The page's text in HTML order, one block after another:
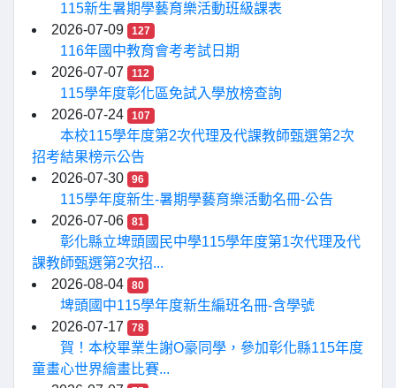
115新生暑期學藝育樂活動班級課表
2026-07-09
127
116年國中教育會考考試日期
2026-07-07
112
115學年度彰化區免試入學放榜查詢
2026-07-24
107
本校115學年度第2次代理及代課教師甄選第2次
招考結果榜示公告
2026-07-30
96
115學年度新生-暑期學藝育樂活動名冊-公告
2026-07-06
81
彰化縣立埤頭國民中學115學年度第1次代理及代
課教師甄選第2次招...
2026-08-04
80
埤頭國中115學年度新生編班名冊-含學號
2026-07-17
78
賀！本校畢業生謝O豪同學，參加彰化縣115年度
童畫心世界繪畫比賽...